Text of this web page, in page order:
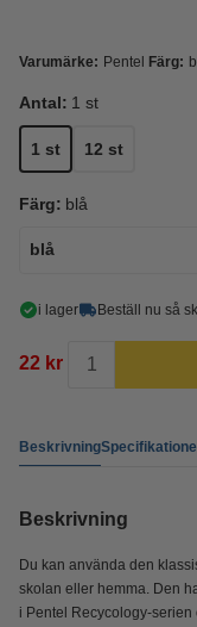
Varumärke: Pentel Färg:
Antal: 1 st
1 st 12 st
Färg: blå
blå
i lager Beställ nu så
22 kr
Beskrivning
Beskrivning
Du kan använda den
skolan eller hemma. Den
i Pentel Recycology-